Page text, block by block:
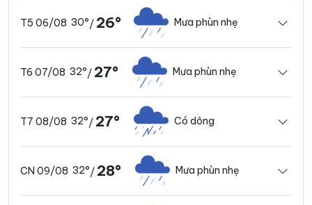
T5 06/08 30°/ 26° Mưa phùn nhẹ
T6 07/08 32°/ 27° Mưa phùn nhẹ
T7 08/08 32°/ 27° Có dông
CN 09/08 32°/ 28° Mưa phùn nhẹ